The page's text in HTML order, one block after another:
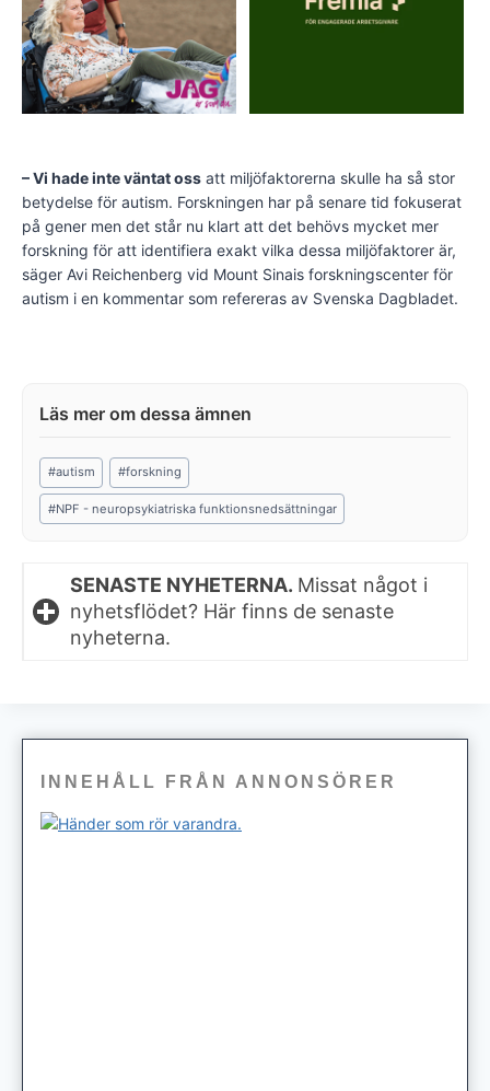
– Vi hade inte väntat oss att miljöfaktorerna skulle ha så stor
betydelse för autism. Forskningen har på senare tid fokuserat
på gener men det står nu klart att det behövs mycket mer
forskning för att identifiera exakt vilka dessa miljöfaktorer är,
säger Avi Reichenberg vid Mount Sinais forskningscenter för
autism i en kommentar som refereras av Svenska Dagbladet.
Post
Tags:
#autism #forskning
#NPF - neuropsykiatriska funktionsnedsättningar
SENASTE NYHETERNA. Missat något i
nyhetsflödet? Här finns de senaste
nyheterna.
INNEHÅLL FRÅN ANNONSÖRER